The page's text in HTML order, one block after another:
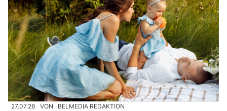
27.07.26 VON BELMEDIA REDAKTION